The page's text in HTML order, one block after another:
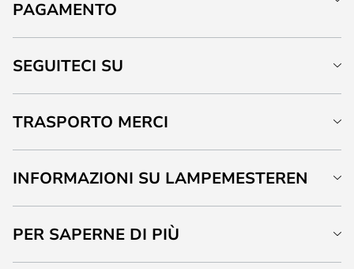
PAGAMENTO
SEGUITECI SU
TRASPORTO MERCI
INFORMAZIONI SU LAMPEMESTEREN
PER SAPERNE DI PIÙ